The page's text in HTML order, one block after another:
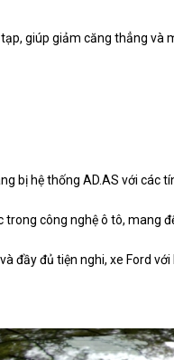
giúp giảm căng thẳng và
bị hệ thống AD.AS với các
công nghệ ô tô, mang
đầy đủ tiện nghi, xe Ford